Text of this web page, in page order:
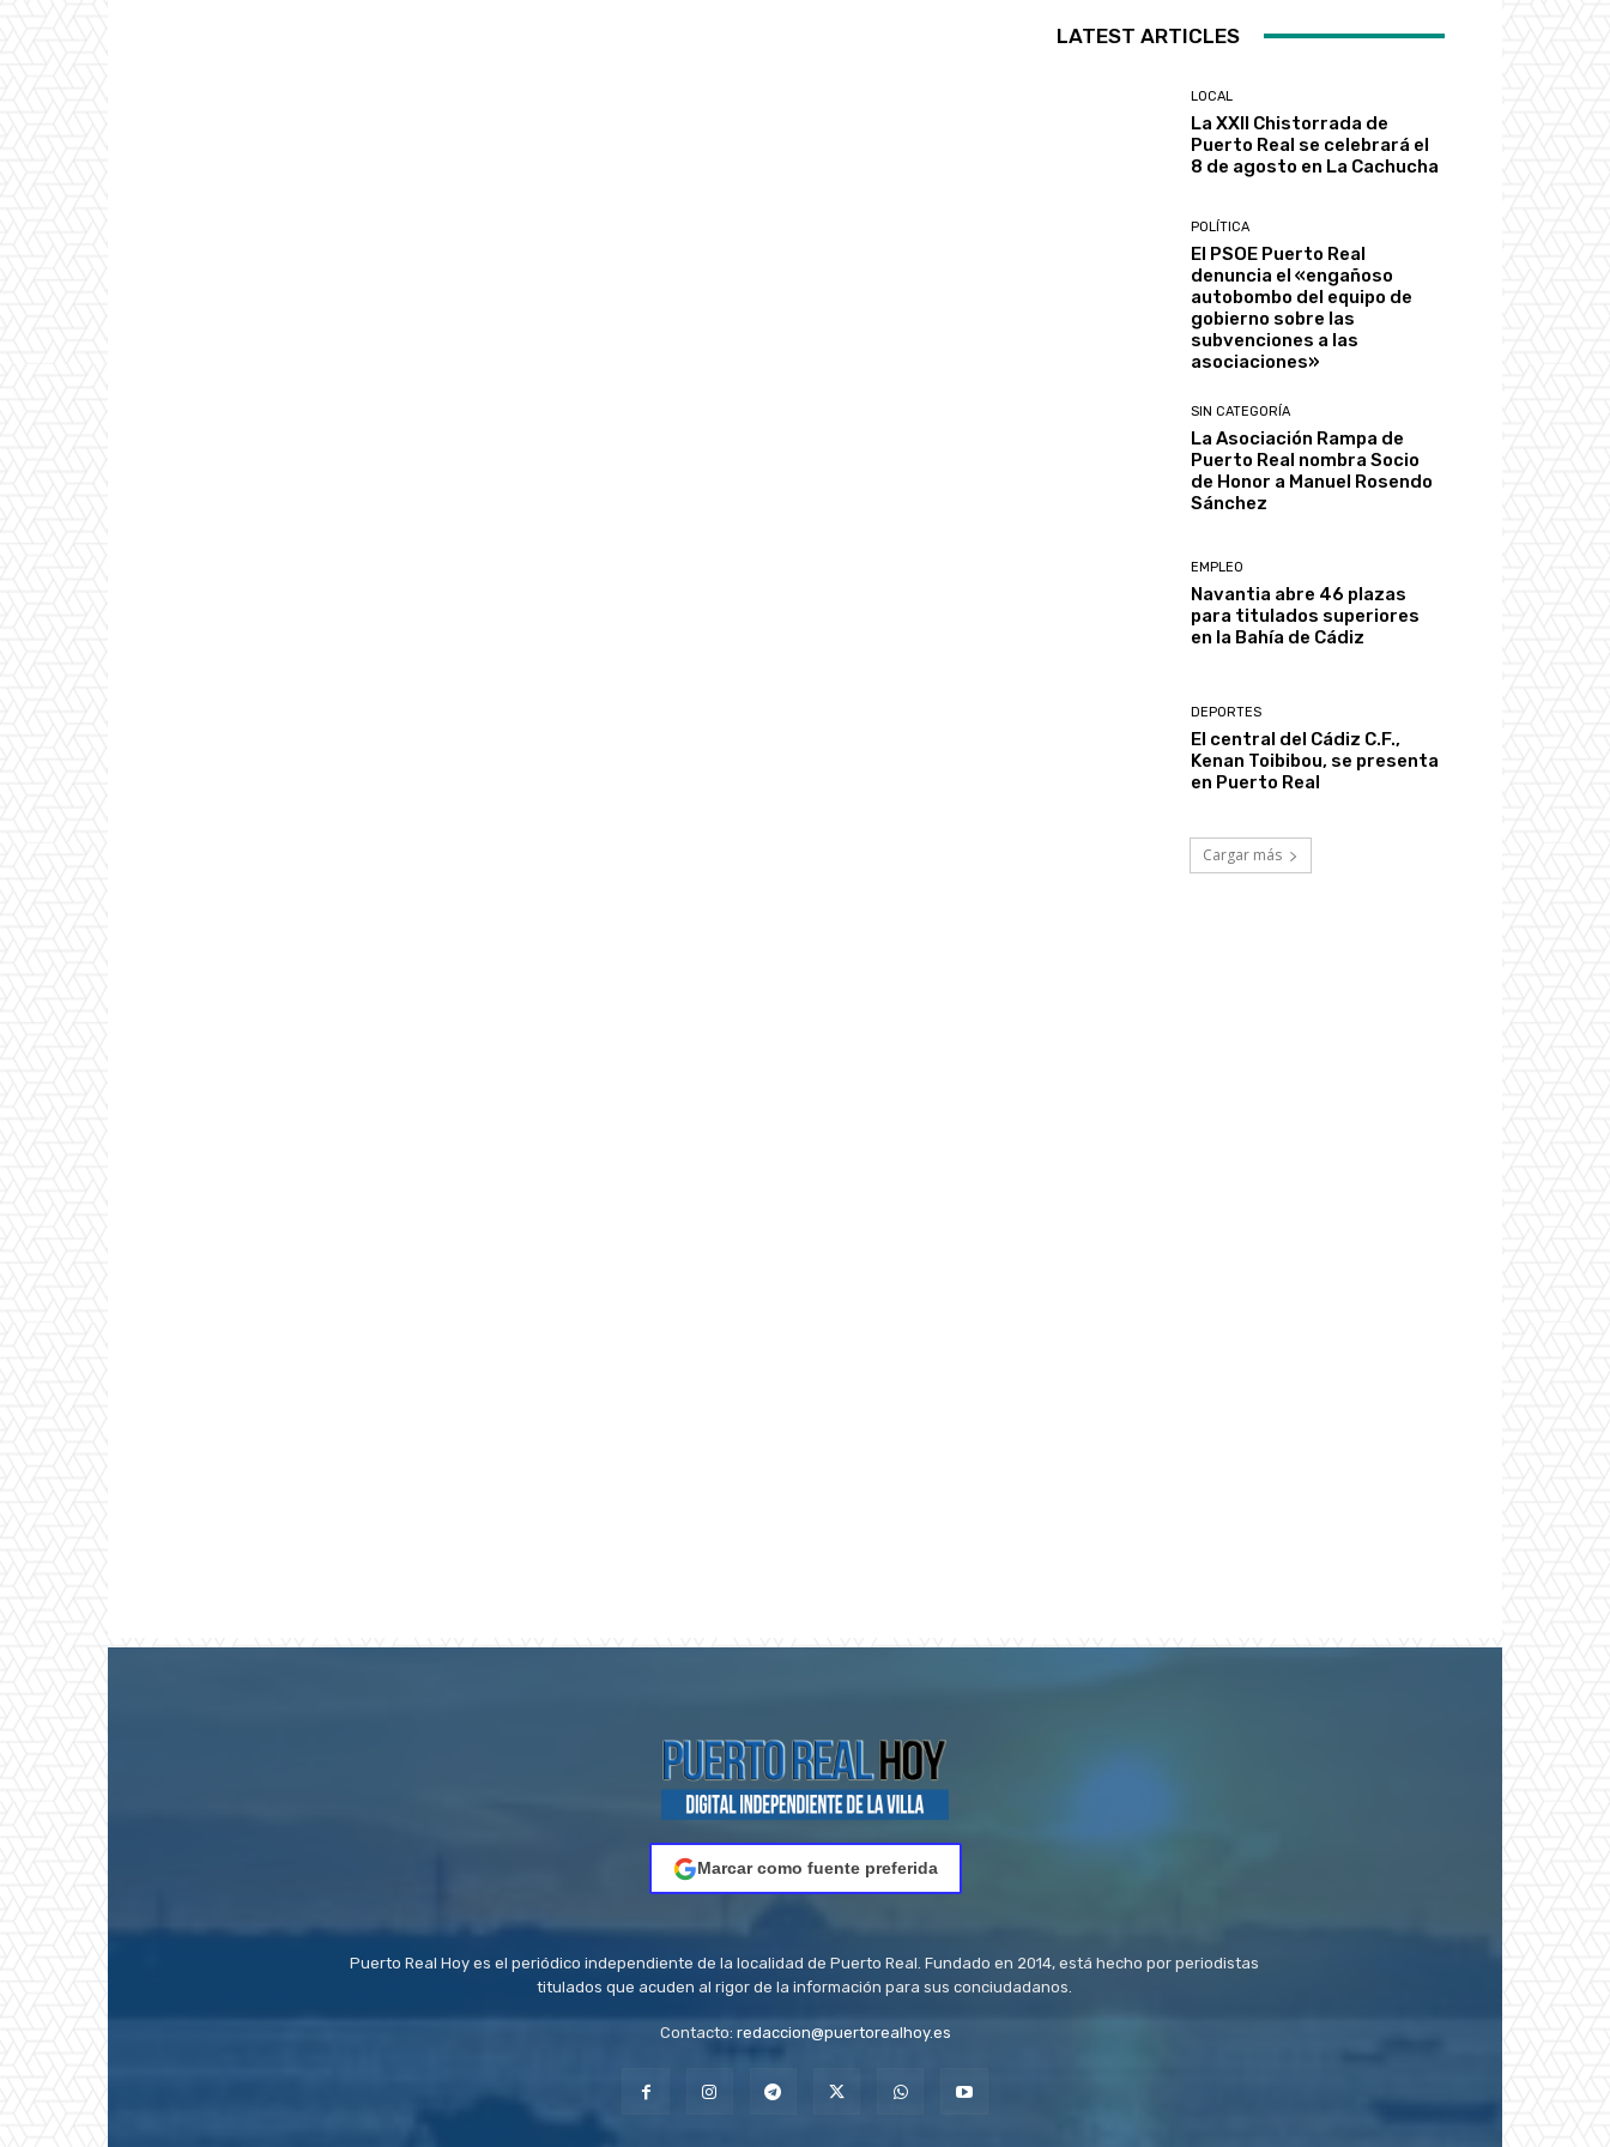
LATEST ARTICLES
LOCAL
La XXII Chistorrada de
Puerto Real se celebrará el
8 de agosto en La Cachucha
POLÍTICA
El PSOE Puerto Real
denuncia el «engañoso
autobombo del equipo de
gobierno sobre las
subvenciones a las
asociaciones»
SIN CATEGORÍA
La Asociación Rampa de
Puerto Real nombra Socio
de Honor a Manuel Rosendo
Sánchez
EMPLEO
Navantia abre 46 plazas
para titulados superiores
en la Bahía de Cádiz
DEPORTES
El central del Cádiz C.F.,
Kenan Toibibou, se presenta
en Puerto Real
Cargar más
Marcar como fuente preferida
Puerto Real Hoy es el periódico independiente de la localidad de Puerto Real. Fundado en 2014, está hecho por periodistas
titulados que acuden al rigor de la información para sus conciudadanos.
Contacto: redaccion@puertorealhoy.es